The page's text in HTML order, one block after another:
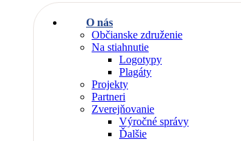
O nás
Občianske združenie
Na stiahnutie
Logotypy
Plagáty
Projekty
Partneri
Zverejňovanie
Výročné správy
Ďalšie